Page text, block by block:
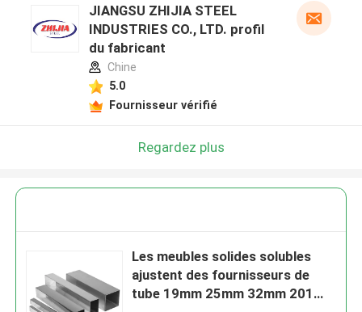
JIANGSU ZHIJIA STEEL
INDUSTRIES CO., LTD. profil
du fabricant
Chine
5.0
Fournisseur vérifié
Regardez plus
Les meubles solides solubles
ajustent des fournisseurs de
tube 19mm 25mm 32mm 201